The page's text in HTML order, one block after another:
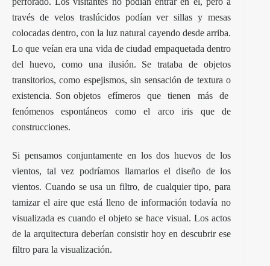
través de velos traslúcidos podían ver sillas y mesas
colocadas dentro, con la luz natural cayendo desde arriba.
Lo que veían era una vida de ciudad empaquetada dentro
del huevo, como una ilusión. Se trataba de objetos
transitorios, como espejismos, sin sensación de textura o
existencia. Son objetos efímeros que tienen más de
fenómenos espontáneos como el arco iris que de
construcciones.
Si pensamos conjuntamente en los dos huevos de los
vientos, tal vez podríamos llamarlos el diseño de los
vientos. Cuando se usa un filtro, de cualquier tipo, para
tamizar el aire que está lleno de información todavía no
visualizada es cuando el objeto se hace visual. Los actos
de la arquitectura deberían consistir hoy en descubrir ese
filtro para la visualización.